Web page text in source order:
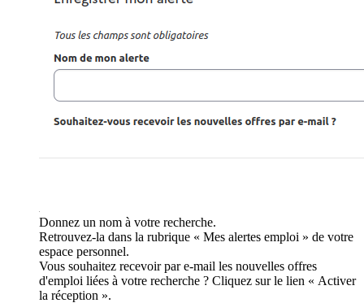
Donnez un nom à votre recherche.
Retrouvez-la dans la rubrique « Mes alertes emploi » de votre
espace personnel.
Vous souhaitez recevoir par e-mail les nouvelles offres
d'emploi liées à votre recherche ? Cliquez sur le lien « Activer
la réception ».